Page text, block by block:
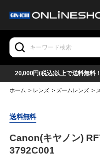
20,000円(税込)以上で送料無料
ホーム > レンズ > ズームレンズ >
送料無料
Canon(キヤノン)
3792C001